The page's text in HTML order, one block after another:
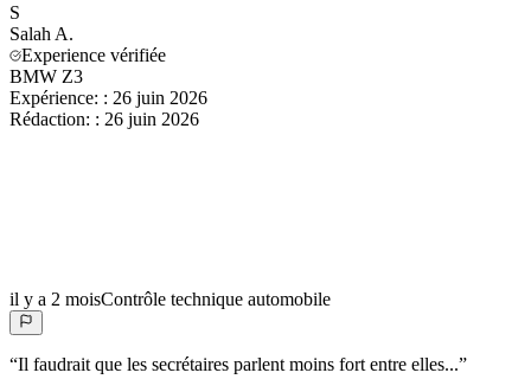
S
Salah A.
Experience vérifiée
BMW Z3
Expérience: : 26 juin 2026
Rédaction: : 26 juin 2026
il y a 2 moisContrôle technique automobile
“Il faudrait que les secrétaires parlent moins fort entre elles...”